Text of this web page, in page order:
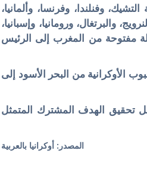
وفنلندا، وفرنسا، وألمانيا،
والبرتغال، ورومانيا، وإسبانيا،
مفتوحة من المغرب إلى الرئيس
الأوكرانية من البحر الأسود إلى
تحقيق الهدف المشترك المتمثل
المصدر: أوكرانيا بالعربية